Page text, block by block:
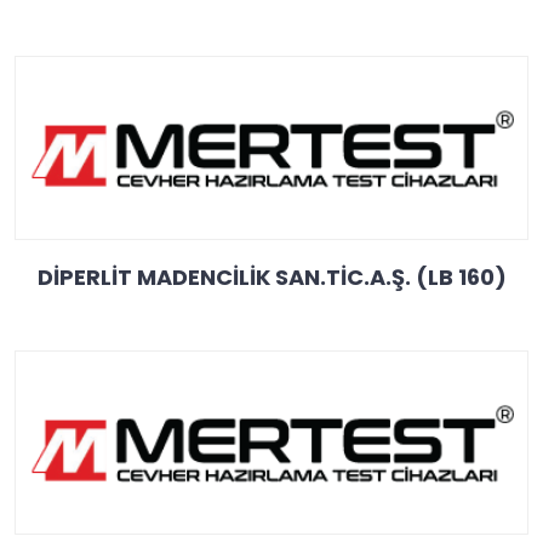
DİPERLİT MADENCİLİK SAN.TİC.A.Ş. (LB 160)